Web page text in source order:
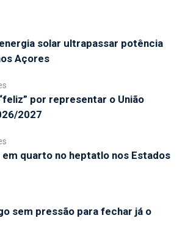
solar ultrapassar potência
Açores
por representar o União
2027
em quarto no heptatlo nos Estados
sem pressão para fechar já o